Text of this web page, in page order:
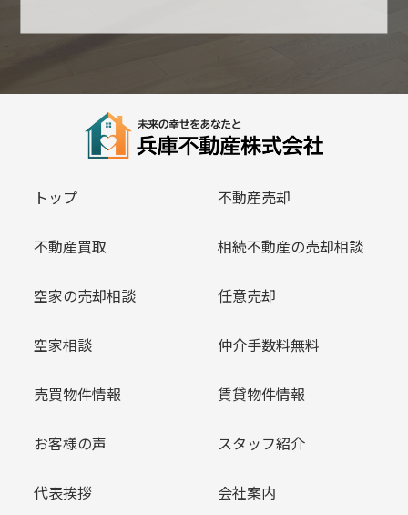
トップ 不動産売却
不動産買取 相続不動産の売却相談
空家の売却相談 任意売却
空家相談 仲介手数料無料
売買物件情報 賃貸物件情報
お客様の声 スタッフ紹介
代表挨拶 会社案内